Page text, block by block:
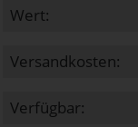
Wert:
Versandkosten:
Verfügbar: